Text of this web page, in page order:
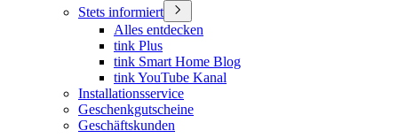
Stets informiert
Alles entdecken
tink Plus
tink Smart Home Blog
tink YouTube Kanal
Installationsservice
Geschenkgutscheine
Geschäftskunden